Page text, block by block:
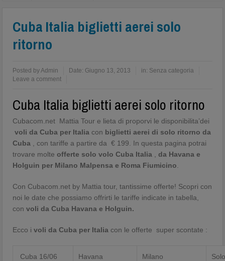
Cuba Italia biglietti aerei solo
ritorno
Posted byAdmin Date: Giugno 13, 2013 in: Senza categoria
Leave a comment
Cuba Italia biglietti aerei solo ritorno
Cubacom.net Mattia Tour e lieta di proporvi le disponibilita’dei
voli da Cuba per Italiacon biglietti aerei di solo ritorno da
Cuba , con tariffe a partire da € 199. In questa pagina potrai
trovare molte offerte solo volo Cuba Italia ,da Havana e
Holguin per Milano Malpensa e Roma Fiumicino
Con Cubacom.net by Mattia tour, tantissime offerte! Scopri con
noi le date che possiamo offrirti le tariffe indicate in tabella,
con voli da Cuba Havana e Holguin.
Ecco ivoli da Cuba per Italiacon le offerte super scontate :
Cuba 16/06 Havana Milano